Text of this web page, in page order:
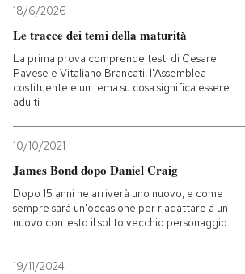
I MIEI PREFERITI
SHOP
CALENDARIO
AREA PERSONALE
Entra
18/6/2026
Le tracce dei temi della maturità
La prima prova comprende testi di Cesare
Pavese e Vitaliano Brancati, l'Assemblea
costituente e un tema su cosa significa essere
adulti
10/10/2021
James Bond dopo Daniel Craig
Dopo 15 anni ne arriverà uno nuovo, e come
sempre sarà un'occasione per riadattare a un
nuovo contesto il solito vecchio personaggio
19/11/2024